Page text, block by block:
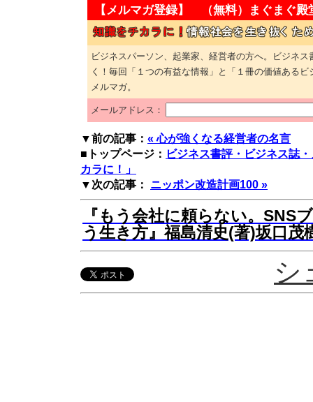
【メルマガ登録】 （無料） まぐまぐ殿
ビジネスパーソン、起業家、経営者の方へ。ビジネ
く！毎回「１つの有益な情報」と「１冊の価値ある
メルマガ。
メールアドレス：
▼前の記事： « 心が強くなる経営者の名言
■トップページ： ビジネス書評・ビジネス誌
カラに！」
▼次の記事： ニッポン改造計画100 »
『もう会社に頼らない。SNS
う生き方』福島清史(著)坂口茂
シ